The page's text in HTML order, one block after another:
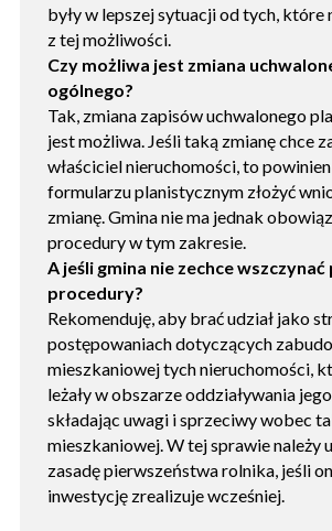
były w lepszej sytuacji od tych, które
z tej możliwości.
Czy możliwa jest zmiana
ogólnego?
Tak, zmiana zapisów uchwalonego
jest możliwa. Jeśli taką zmianę chce
właściciel nieruchomości, to
formularzu planistycznym złożyć
zmianę. Gmina nie ma jednak
procedury w tym zakresie.
A jeśli gmina nie zechce
procedury?
Rekomenduję, aby brać udział jako
postępowaniach dotyczących
mieszkaniowej tych nieruchomości,
leżały w obszarze oddziaływania
składając uwagi i sprzeciwy wobec
mieszkaniowej. W tej sprawie należy
zasadę pierwszeństwa rolnika, jeśli
inwestycję zrealizuje wcześniej.